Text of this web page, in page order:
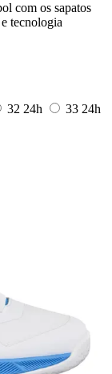
com os sapatos
tecnologia
32 24h 33 24h